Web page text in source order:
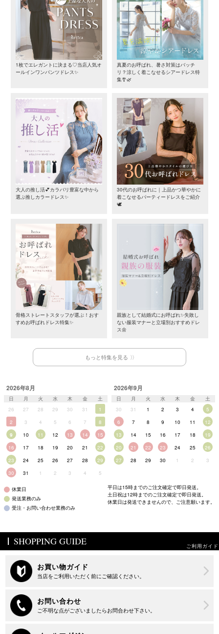
1枚でエレガントに決まる♡当店人気オ
ールインワンパンツドレス✨
真夏のお呼ばれ、暑さ対策はバッチ
リ？涼しく着こなせるシアードレス特
集🎐🌿
大人の推し活💕カラバリ豊富な中から
選ぶ推しカラードレス✨
30代のお呼ばれに｜上品かつ華やかに
着こなせるパーティードレスをご紹介
🕊️
骨格ストレートスタッフが選ぶ！おす
すめお呼ばれドレス特集✨
親族として結婚式にお呼ばれ✨失敗し
ない服装マナーと立場別おすすめドレ
ス🌼
もっと特集を見る
2026年8月
日 月 火 水 木 金
土
26
27 28 29 30 31
1
2
3 4 5 6 7
8
9
10 11 12 13 14
15
16
17 18 19 20 21
22
23
24 25 26 27 28
29
30
31 1 2 3 4 5
2026年9月
日 月 火 水 木 金
土
30
31 1 2 3 4
5
6
7 8 9 10 11
12
13
14 15 16 17 18
19
20
21 22 23 24 25
26
27
28 29 30 1 2 3
休業日
発送業務のみ
受注・お問い合わせ業務のみ
平日は15時までのご注文確定で即日発送。
土日祝は12時までのご注文確定で即日発送。
休業日は発送できませんので、ご注意願います。
SHOPPING GUIDE ご利用ガイド